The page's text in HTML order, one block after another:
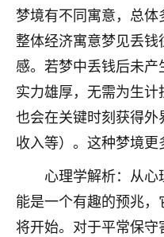
梦境有不同寓意，总体
整体经济寓意梦见丢
感。若梦中丢钱后未
实力雄厚，无需为生计
也会在关键时刻获得
收入等）。这种梦境更
心理学解析：从
能是一个有趣的预兆
将开始。对于平常保
鹿森：可怜天下
3小时前 来自河北
付深
我是公司人事调整
三个，找老师的时
着我晋升有望，我
太岁还有一个发钱
后，我以为都没戏
职第一个就是我，
3000，非常开心，